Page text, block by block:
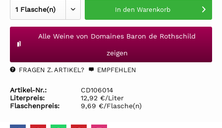
In den Warenkorb
Alle Weine von Domaines Baron de Rothschild
zeigen
FRAGEN Z. ARTIKEL? EMPFEHLEN
Artikel-Nr.:
CD106014
Literpreis:
12,92 €/Liter
Flaschenpreis:
9,69 €/Flasche(n)